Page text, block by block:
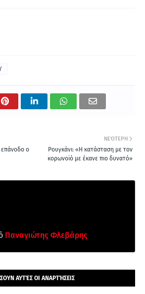
ΝΕΌΤΕΡΗ
Ρουγκάνι: «Η κατάσταση με τον
κορωνοϊό με έκανε πιο δυνατό»
επάνοδο ο
Παναγιώτης Φλεβάρης
ΑΥΤΈΣ ΟΙ ΑΝΑΡΤΉΣΕΙΣ